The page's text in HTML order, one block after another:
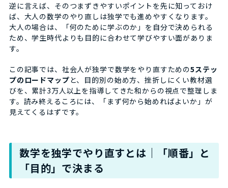
逆に言えば、そのつまずきやすいポイントを先に知っておけ
ば、大人の数学のやり直しは独学でも進めやすくなります。
大人の場合は、「何のために学ぶのか」を自分で決められる
ため、学生時代よりも目的に合わせて学びやすい面がありま
す。
この記事では、社会人が独学で数学をやり直すための5ステッ
プのロードマップと、目的別の始め方、挫折しにくい教材選
びを、累計3万人以上を指導してきた和からの視点で整理しま
す。読み終えるころには、「まず何から始めればよいか」が
見えてくるはずです。
数学を独学でやり直すとは｜「順番」と
「目的」で決まる